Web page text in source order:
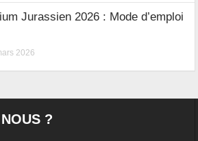
Jurassien 2026 : Mode d’emploi
2026
?